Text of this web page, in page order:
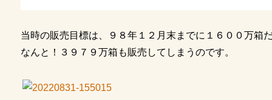
当時の販売目標は、９８年１２月末までに１６００万箱
なんと！３９７９万箱も販売してしまうのです。